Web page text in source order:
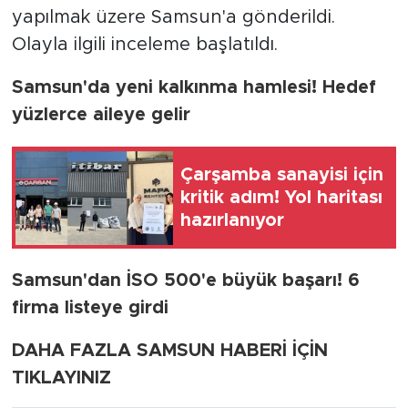
yapılmak üzere Samsun'a gönderildi.
Olayla ilgili inceleme başlatıldı.
Samsun'da yeni kalkınma hamlesi! Hedef
yüzlerce aileye gelir
Çarşamba sanayisi için
kritik adım! Yol haritası
hazırlanıyor
Samsun'dan İSO 500'e büyük başarı! 6
firma listeye girdi
DAHA FAZLA SAMSUN HABERİ İÇİN
TIKLAYINIZ